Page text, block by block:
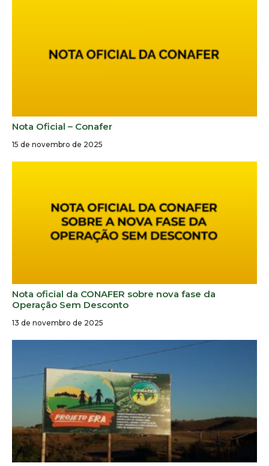
Nota Oficial – Conafer
15 de novembro de 2025
Nota oficial da CONAFER sobre nova fase da
Operação Sem Desconto
13 de novembro de 2025